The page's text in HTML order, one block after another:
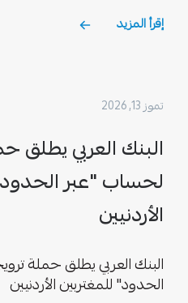
إقرأ المزيد
تموز 13, 2026
البنك العربي يطلق
لحساب "عبر
الأردنيين
البنك العربي يطلق حملة
الحدود" للمغتربين الأردنيين